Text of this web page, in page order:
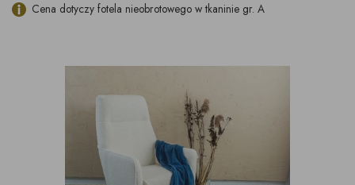
Cena dotyczy fotela nieobrotowego w tkaninie gr. A